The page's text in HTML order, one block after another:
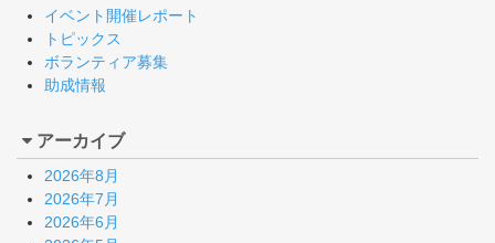
イベント開催レポート
トピックス
ボランティア募集
助成情報
アーカイブ
2026年8月
2026年7月
2026年6月